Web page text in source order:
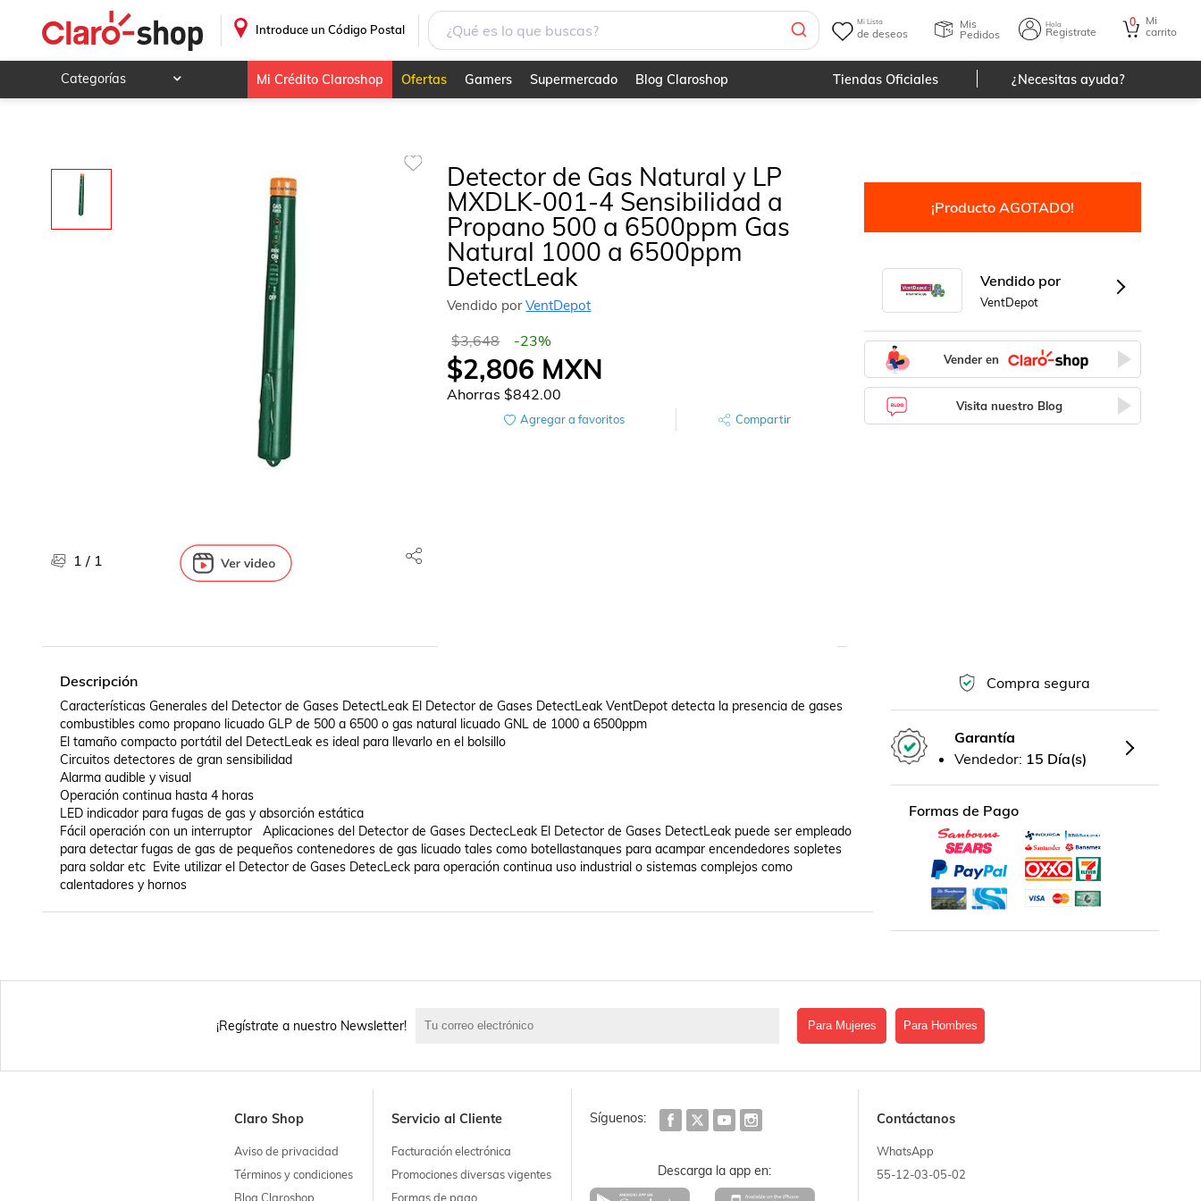
Introduce un Código Postal
Mi Lista
de deseos
Mis
Pedidos
Hola
Registrate
0
Mi
carrito
Categorías
Hogar y jardín
Deportes y ocio
Animales y mascotas
Mi Crédito Claroshop Ofertas Gamers Supermercado Blog Claroshop Tiendas Oficiales ¿Necesitas ayuda?
1 / 1
Detector de Gas Natural y LP
MXDLK-001-4 Sensibilidad a
Propano 500 a 6500ppm Gas
Natural 1000 a 6500ppm
DetectLeak
Vendido porVentDepot
$3,648 -23%
$2,806 MXN
Ahorras$842.00
Agregar a favoritos Compartir
¡Producto AGOTADO!
Vendido por
VentDepot
Vender en
Visita nuestro Blog
Descripción
Características Generales del Detector de Gases DetectLeak El Detector de Gases DetectLeak VentDepot detecta la presencia de gases
combustibles como propano licuado GLP de 500 a 6500 o gas natural licuado GNL de 1000 a 6500ppm
El tamaño compacto portátil del DetectLeak es ideal para llevarlo en el bolsillo
Circuitos detectores de gran sensibilidad
Alarma audible y visual
Operación continua hasta 4 horas
LED indicador para fugas de gas y absorción estática
Fácil operación con un interruptor   Aplicaciones del Detector de Gases DectecLeak El Detector de Gases DetectLeak puede ser empleado
para detectar fugas de gas de pequeños contenedores de gas licuado tales como botellastanques para acampar encendedores sopletes
para soldar etc  Evite utilizar el Detector de Gases DetecLeck para operación continua uso industrial o sistemas complejos como
calentadores y hornos
Compra segura
Garantía
Vendedor: 15 Día(s)
Formas de Pago
¡Regístrate a nuestro Newsletter! Para Mujeres Para Hombres
Claro Shop
Aviso de privacidad
Términos y condiciones
Blog Claroshop
Servicio al Cliente
Facturación electrónica
Promociones diversas vigentes
Formas de pago
Síguenos:
Descarga la app en:
Contáctanos
WhatsApp
55-12-03-05-02